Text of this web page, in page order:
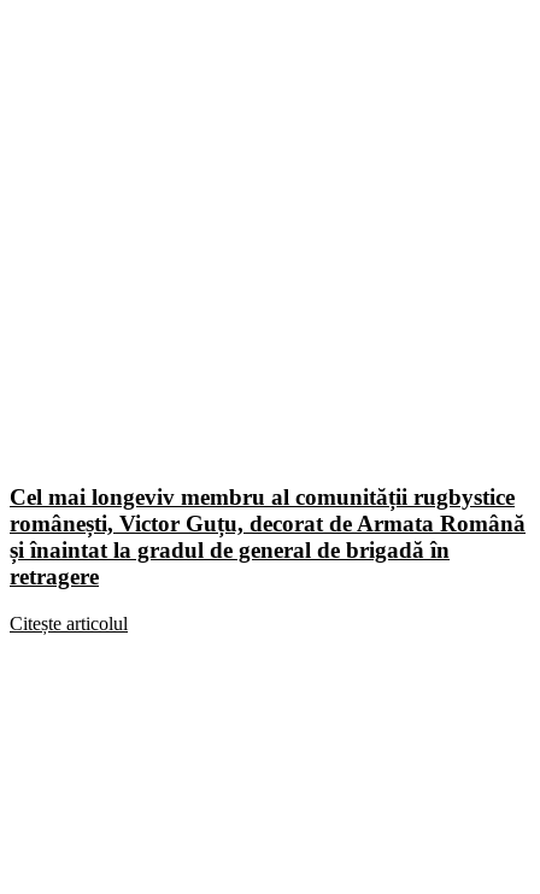
Cel mai longeviv membru al comunității rugbystice
românești, Victor Guțu, decorat de Armata Română
și înaintat la gradul de general de brigadă în
retragere
Citește articolul